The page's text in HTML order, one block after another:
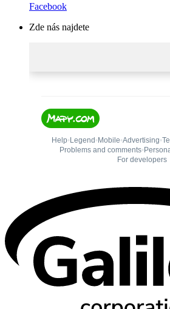
Facebook
Zde nás najdete